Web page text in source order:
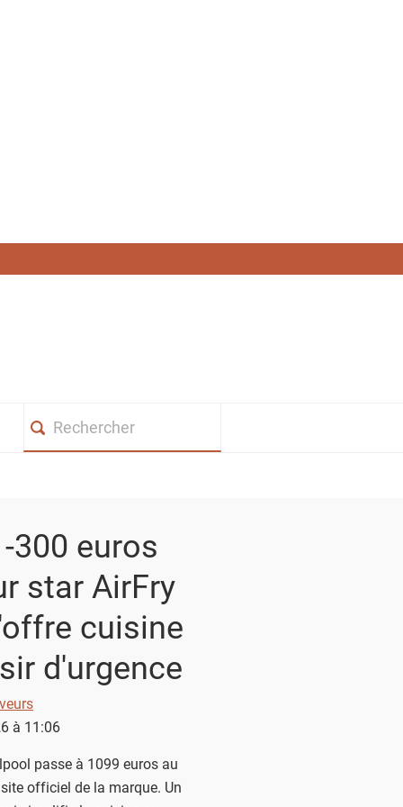
300 euros
star AirFry
cuisine
d'urgence
à 11:06
passe à 1099 euros au
officiel de la marque. Un